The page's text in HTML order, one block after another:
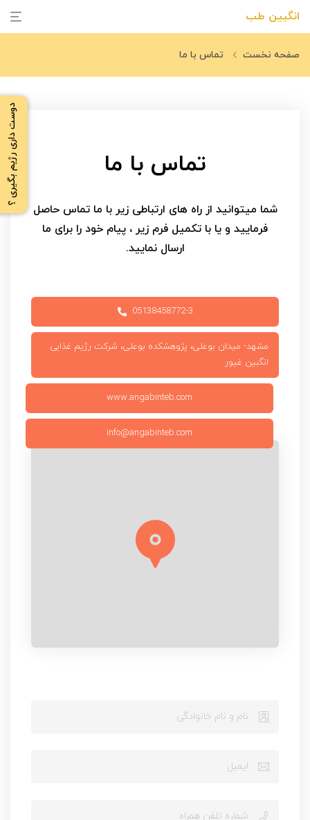
انگبین طب
دوست داری رژیم بگیری ؟
صفحه نخست تماس با ما
تماس با ما
شما میتوانید از راه های ارتباطی زیر با ما تماس حاصل
فرمایید و یا با تکمیل فرم زیر ، پیام خود را برای ما
ارسال نمایید.
مشهد- میدان بوعلی، پژوهشکده بوعلی، شرکت رژیم غذایی
انگبین غیور
05138458772-3
www.angabinteb.com
info@angabinteb.com